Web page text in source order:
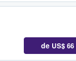
de US$ 66